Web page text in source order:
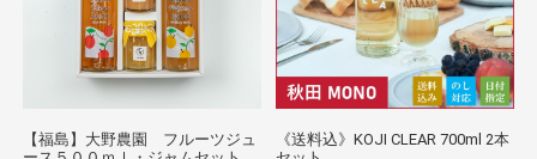
【福島】大野農園 フルーツジュ
《送料込》KOJI CLEAR 700ml 2本